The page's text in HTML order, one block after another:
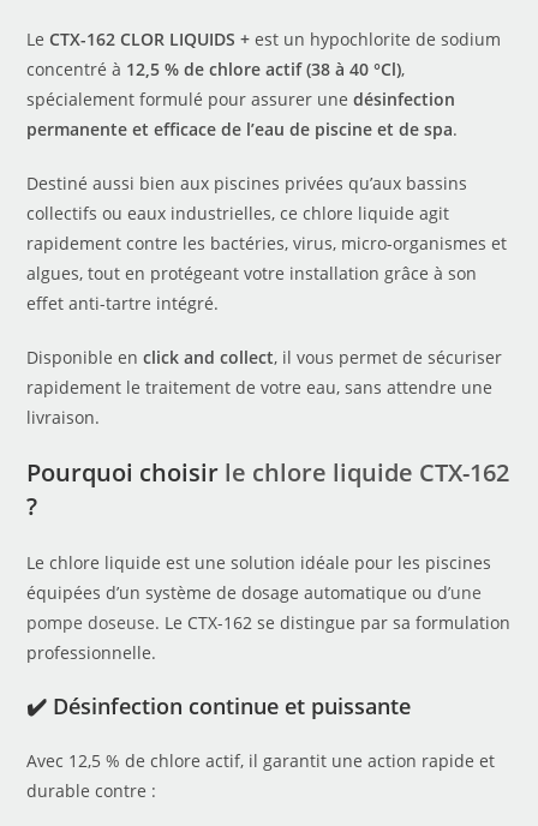
LeCTX-162 CLOR LIQUIDS + est un hypochlorite de sodium
concentré à 12,5 % de chlore actif (38 à 40 °Cl),
spécialement formulé pour assurer unedésinfection
permanente et efficace de l’eau de piscine et de spa.
Destiné aussi bien aux piscines privées qu’aux bassins
collectifs ou eaux industrielles, ce chlore liquide agit
rapidement contre les bactéries, virus, micro-organismes et
algues, tout en protégeant votre installation grâce à son
effet anti-tartre intégré.
Disponible enclick and collect, il vous permet de sécuriser
rapidement le traitement de votre eau, sans attendre une
livraison.
Pourquoi choisir le chlore liquide CTX-162
?
Le chlore liquide est une solution idéale pour les piscines
équipées d’un système de dosage automatique ou d’une
pompe doseuse. Le CTX-162 se distingue par sa formulation
professionnelle.
✔️ Désinfection continue et puissante
Avec 12,5 % de chlore actif, il garantit une action rapide et
durable contre :